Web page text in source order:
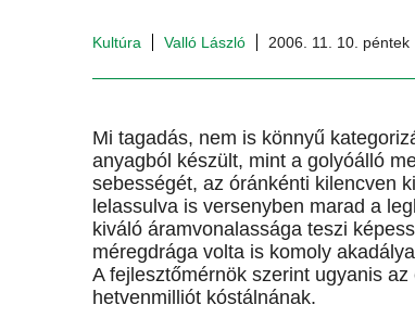
Kultúra Valló László 2006. 11. 10. péntek
Mi tagadás, nem is könnyű
anyagból készült, mint a golyóálló
sebességét, az óránkénti kilencven
lelassulva is versenyben marad a
kiváló áramvonalassága teszi
méregdrága volta is komoly
A fejlesztőmérnök szerint ugyanis
hetvenmilliót kóstálnának.